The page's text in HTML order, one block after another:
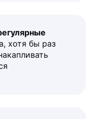
хотя бы раз